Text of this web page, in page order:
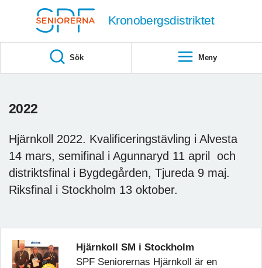
Kronobergsdistriktet
Sök Meny
2022
Hjärnkoll 2022. Kvalificeringstävling i Alvesta
14 mars, semifinal i Agunnaryd 11 april och
distriktsfinal i Bygdegården, Tjureda 9 maj.
Riksfinal i Stockholm 13 oktober.
Hjärnkoll SM i Stockholm
SPF Seniorernas Hjärnkoll är en